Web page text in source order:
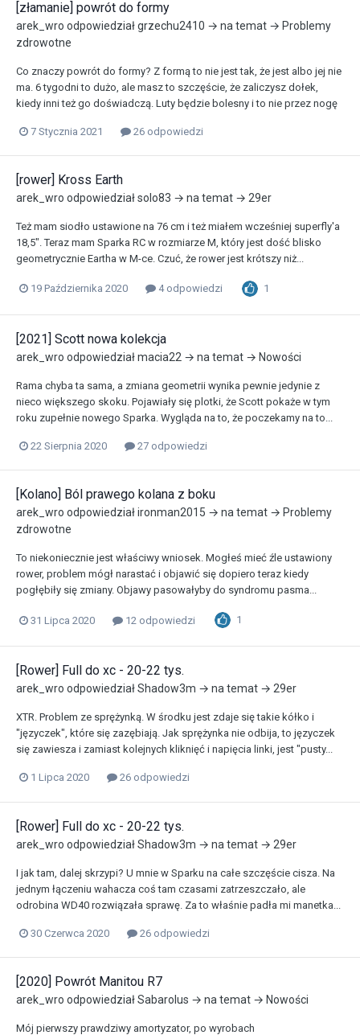
[złamanie] powrót do formy
arek_wro odpowiedziałgrzechu2410 → na temat → Problemy
zdrowotne
Co znaczy powrót do formy? Z formą to nie jest tak, że jest albo jej nie
ma. 6 tygodni to dużo, ale masz to szczęście, że zaliczysz dołek,
kiedy inni też go doświadczą. Luty będzie bolesny i to nie przez nogę
7 Stycznia 2021 26 odpowiedzi
[rower] Kross Earth
arek_wro odpowiedziałsolo83 → na temat → 29er
Też mam siodło ustawione na 76 cm i też miałem wcześniej superfly'a
18,5". Teraz mam Sparka RC w rozmiarze M, który jest dość blisko
geometrycznie Eartha w M-ce. Czuć, że rower jest krótszy niż...
19 Października 2020 4 odpowiedzi 1
[2021] Scott nowa kolekcja
arek_wro odpowiedziałmacia22 → na temat → Nowości
Rama chyba ta sama, a zmiana geometrii wynika pewnie jedynie z
nieco większego skoku. Pojawiały się plotki, że Scott pokaże w tym
roku zupełnie nowego Sparka. Wygląda na to, że poczekamy na to...
22 Sierpnia 2020 27 odpowiedzi
[Kolano] Ból prawego kolana z boku
arek_wro odpowiedziałironman2015 → na temat → Problemy
zdrowotne
To niekoniecznie jest właściwy wniosek. Mogłeś mieć źle ustawiony
rower, problem mógł narastać i objawić się dopiero teraz kiedy
pogłębiły się zmiany. Objawy pasowałyby do syndromu pasma...
31 Lipca 2020 12 odpowiedzi 1
[Rower] Full do xc - 20-22 tys.
arek_wro odpowiedziałShadow3m → na temat → 29er
XTR. Problem ze sprężynką. W środku jest zdaje się takie kółko i
"języczek", które się zazębiają. Jak sprężynka nie odbija, to języczek
się zawiesza i zamiast kolejnych kliknięć i napięcia linki, jest "pusty...
1 Lipca 2020 26 odpowiedzi
[Rower] Full do xc - 20-22 tys.
arek_wro odpowiedziałShadow3m → na temat → 29er
I jak tam, dalej skrzypi? U mnie w Sparku na całe szczęście cisza. Na
jednym łączeniu wahacza coś tam czasami zatrzeszczało, ale
odrobina WD40 rozwiązała sprawę. Za to właśnie padła mi manetka...
30 Czerwca 2020 26 odpowiedzi
[2020] Powrót Manitou R7
arek_wro odpowiedziałSabarolus → na temat → Nowości
Mój pierwszy prawdziwy amortyzator, po wyrobach